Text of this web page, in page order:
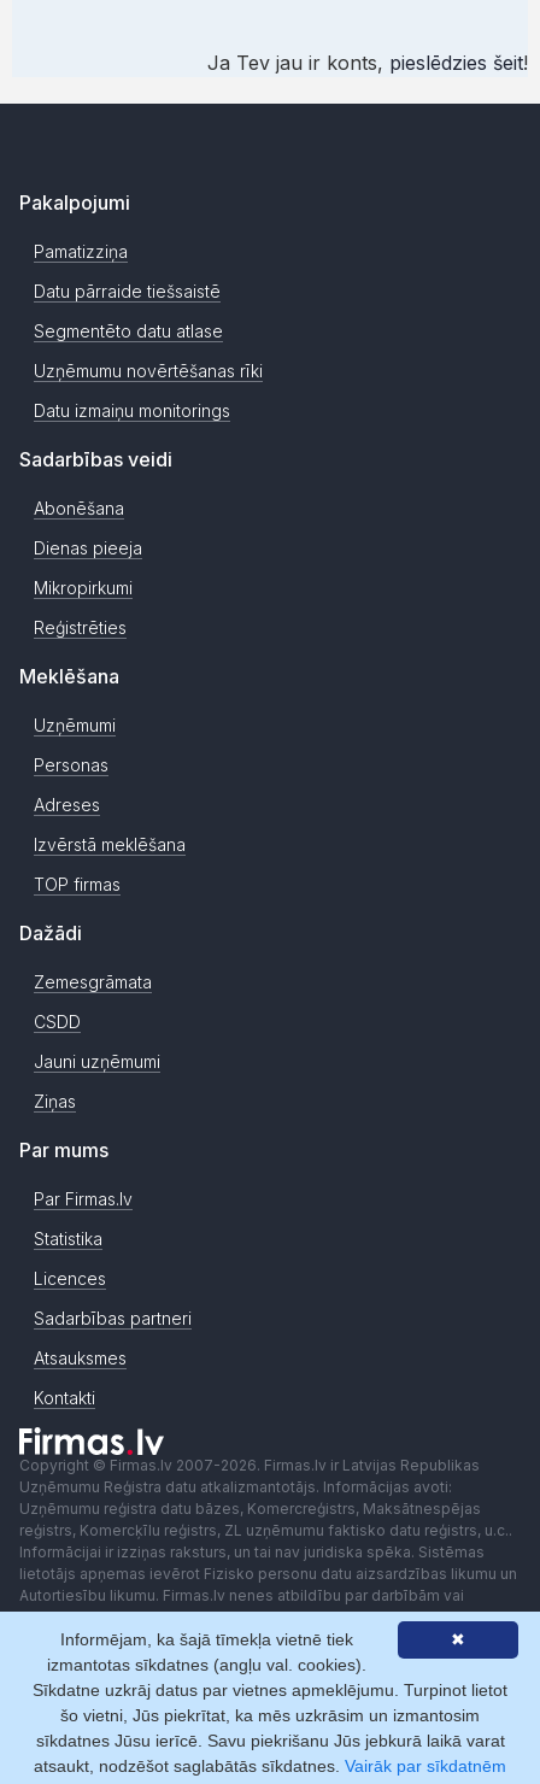
Ja Tev jau ir konts, pieslēdzies šeit!
Pakalpojumi
Pamatizziņa
Datu pārraide tiešsaistē
Segmentēto datu atlase
Uzņēmumu novērtēšanas rīki
Datu izmaiņu monitorings
Sadarbības veidi
Abonēšana
Dienas pieeja
Mikropirkumi
Reģistrēties
Meklēšana
Uzņēmumi
Personas
Adreses
Izvērstā meklēšana
TOP firmas
Dažādi
Zemesgrāmata
CSDD
Jauni uzņēmumi
Ziņas
Par mums
Par Firmas.lv
Statistika
Licences
Sadarbības partneri
Atsauksmes
Kontakti
Copyright © Firmas.lv 2007-2026. Firmas.lv ir Latvijas Republikas
Uzņēmumu Reģistra datu atkalizmantotājs. Informācijas avoti:
Uzņēmumu reģistra datu bāzes, Komercreģistrs, Maksātnespējas
reģistrs, Komercķīlu reģistrs, ZL uzņēmumu faktisko datu reģistrs, u.c..
Informācijai ir izziņas raksturs, un tai nav juridiska spēka. Sistēmas
lietotājs apņemas ievērot Fizisko personu datu aizsardzības likumu un
Autortiesību likumu. Firmas.lv nenes atbildību par darbībām vai
lēmumiem, kas balstīti uz saņemto pakalpojumu. Lietotājam aizliegts
izmantot jebkādas automatizētas sistēmas vai iekārtas (robotus)
piekļuvei sistēmai bez rakstiskas saskaņošanas ar Firmas.lv. Galvenā
redaktore: Ingūna Pempere.
Lietošanas noteikumi
Privātuma politika Norēķini ar
✖
Informējam, ka šajā tīmekļa vietnē tiek
izmantotas sīkdatnes (angļu val. cookies).
Sīkdatne uzkrāj datus par vietnes apmeklējumu. Turpinot lietot
šo vietni, Jūs piekrītat, ka mēs uzkrāsim un izmantosim
sīkdatnes Jūsu ierīcē. Savu piekrišanu Jūs jebkurā laikā varat
atsaukt, nodzēšot saglabātās sīkdatnes. Vairāk par sīkdatnēm